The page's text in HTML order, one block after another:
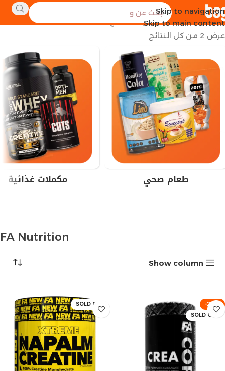
Skip to navigation
Skip to main content
الرئيسية العلامة التجارية للمنتج FA Nutrition
عرض ⁦2⁩ من كل النتائج
طعام صحي مكملات غذائية
FA Nutrition
Show column
-20%
SOLD OUT
SOLD OUT